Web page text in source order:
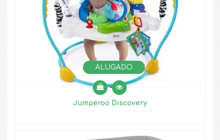
ALUGADO
Jumperoo Discovery